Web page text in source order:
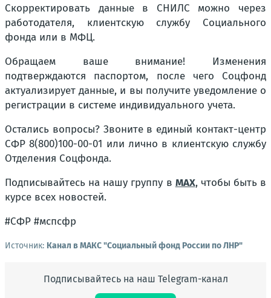
Скорректировать данные в СНИЛС можно через
работодателя, клиентскую службу Социального
фонда или в МФЦ.
Обращаем ваше внимание! Изменения
подтверждаются паспортом, после чего Соцфонд
актуализирует данные, и вы получите уведомление о
регистрации в системе индивидуального учета.
Остались вопросы? Звоните в единый контакт-центр
СФР 8(800)100-00-01 или лично в клиентскую службу
Отделения Соцфонда.
Подписывайтесь на нашу группу в МАХ, чтобы быть в
курсе всех новостей.
#СФР #мспсфр
Источник: Канал в МАКС "Социальный фонд России по ЛНР"
Подписывайтесь на наш Telegram-канал